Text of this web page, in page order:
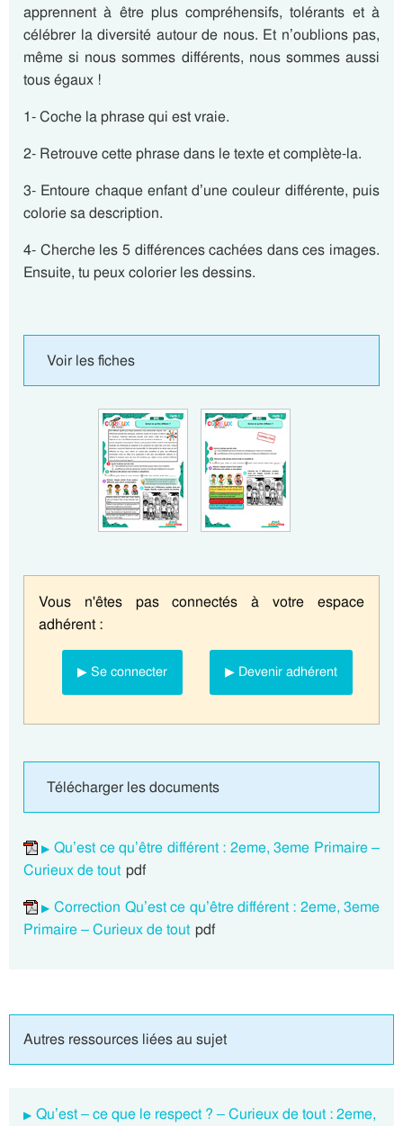
apprennent à être plus compréhensifs, tolérants et à
célébrer la diversité autour de nous. Et n’oublions pas,
même si nous sommes différents, nous sommes aussi
tous égaux !
1- Coche la phrase qui est vraie.
2- Retrouve cette phrase dans le texte et complète-la.
3- Entoure chaque enfant d’une couleur différente, puis
colorie sa description.
4- Cherche les 5 différences cachées dans ces images.
Ensuite, tu peux colorier les dessins.
Voir les fiches
Vous n'êtes pas connectés à votre espace
adhérent :
▶ Se connecter ▶ Devenir adhérent
Télécharger les documents
Qu’est ce qu’être différent : 2eme, 3eme Primaire –
Curieux de tout pdf
Correction Qu’est ce qu’être différent : 2eme, 3eme
Primaire – Curieux de tout pdf
Autres ressources liées au sujet
Qu’est – ce que le respect ? – Curieux de tout : 2eme,